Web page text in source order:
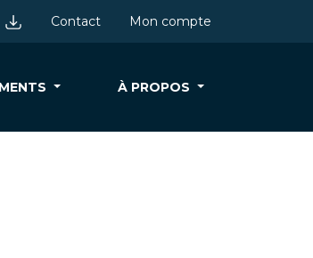
Contact Mon compte
À PROPOS